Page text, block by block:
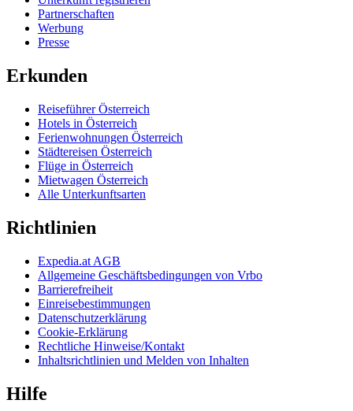
Partnerschaften
Werbung
Presse
Erkunden
Reiseführer Österreich
Hotels in Österreich
Ferienwohnungen Österreich
Städtereisen Österreich
Flüge in Österreich
Mietwagen Österreich
Alle Unterkunftsarten
Richtlinien
Expedia.at AGB
Allgemeine Geschäftsbedingungen von Vrbo
Barrierefreiheit
Einreisebestimmungen
Datenschutzerklärung
Cookie-Erklärung
Rechtliche Hinweise/Kontakt
Inhaltsrichtlinien und Melden von Inhalten
Hilfe